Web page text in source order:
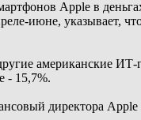
Apple в
июне, указывает,
американские
- 15,7%.
директора